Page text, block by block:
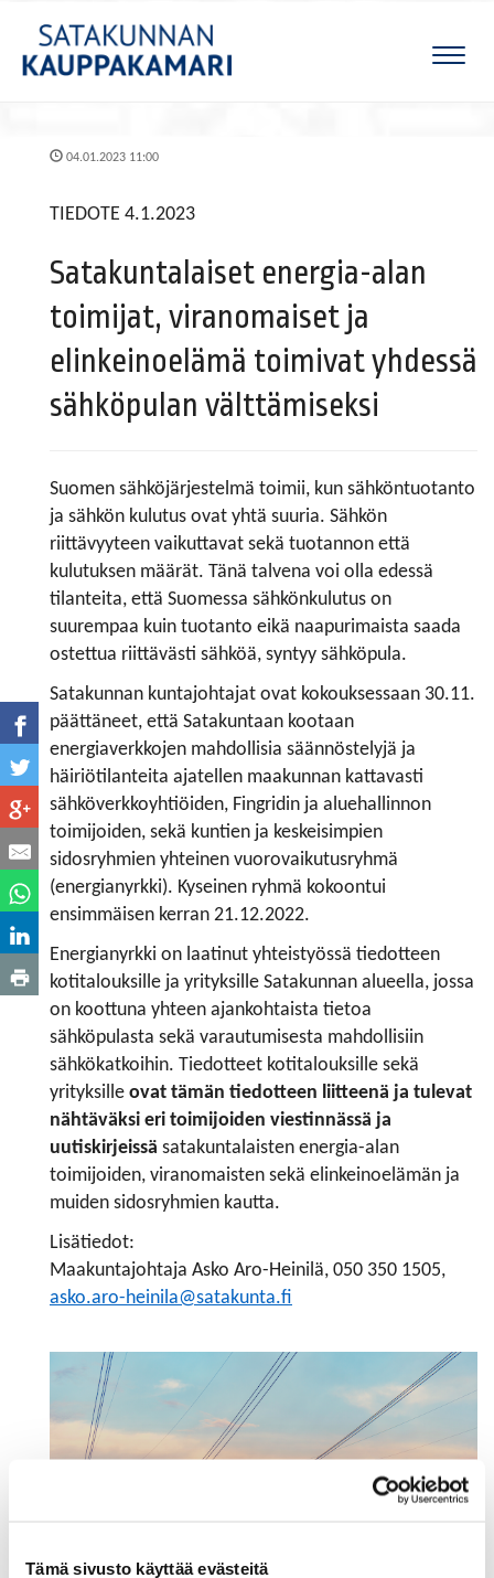
Tämä sivusto käyttää evästeitä
04.01.2023 11:00
​​​​​​​TIEDOTE 4.1.2023
Satakuntalaiset energia-alan
toimijat, viranomaiset ja
elinkeinoelämä toimivat yhdessä
sähköpulan välttämiseksi
Suomen sähköjärjestelmä toimii, kun sähköntuotanto
ja sähkön kulutus ovat yhtä suuria. Sähkön
riittävyyteen vaikuttavat sekä tuotannon että
kulutuksen määrät. Tänä talvena voi olla edessä
tilanteita, että Suomessa sähkönkulutus on
suurempaa kuin tuotanto eikä naapurimaista saada
ostettua riittävästi sähköä, syntyy sähköpula.
Satakunnan kuntajohtajat ovat kokouksessaan 30.11.
päättäneet, että Satakuntaan kootaan
energiaverkkojen mahdollisia säännöstelyjä ja
häiriötilanteita ajatellen maakunnan kattavasti
sähköverkkoyhtiöiden, Fingridin ja aluehallinnon
toimijoiden, sekä kuntien ja keskeisimpien
sidosryhmien yhteinen vuorovaikutusryhmä
(energianyrkki). Kyseinen ryhmä kokoontui
ensimmäisen kerran 21.12.2022.
Energianyrkki on laatinut yhteistyössä tiedotteen
kotitalouksille ja yrityksille Satakunnan alueella, jossa
on koottuna yhteen ajankohtaista tietoa
sähköpulasta sekä varautumisesta mahdollisiin
sähkökatkoihin. Tiedotteet kotitalouksille sekä
yrityksille ovat tämän tiedotteen liitteenä ja tulevat
nähtäväksi eri toimijoiden viestinnässä ja
uutiskirjeissä satakuntalaisten energia-alan
toimijoiden, viranomaisten sekä elinkeinoelämän ja
muiden sidosryhmien kautta.
Lisätiedot:
Maakuntajohtaja Asko Aro-Heinilä, 050 350 1505,
asko.aro-heinila@satakunta.fi